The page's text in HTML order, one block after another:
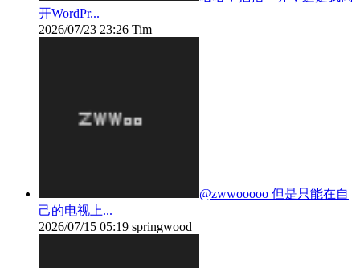
开WordPr...
2026/07/23 23:26 Tim
@zwwooooo 但是只能在自
己的电视上...
2026/07/15 05:19 springwood